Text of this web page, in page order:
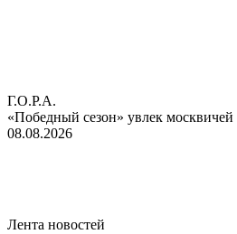
Г.О.Р.А.
«Победный сезон» увлек
08.08.2026
Лента новостей